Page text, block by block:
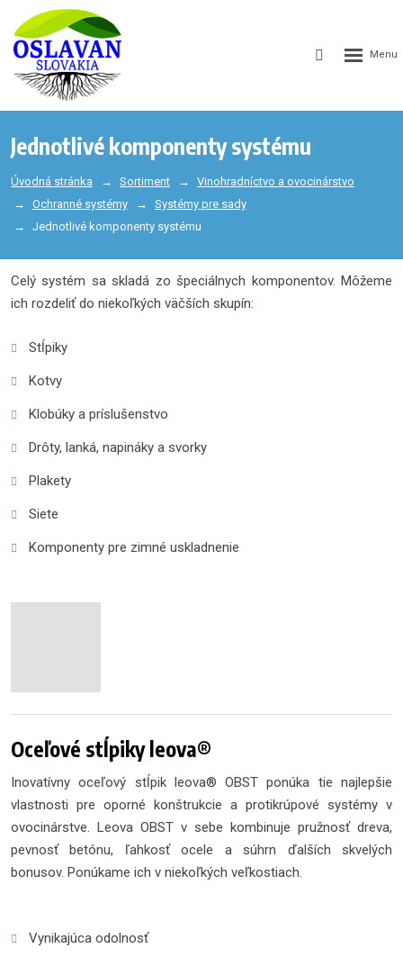
Jednotlivé komponenty systému
Úvodná stránka Sortiment
Vinohradníctvo a ovocinárstvo
Ochranné systémy
Systémy pre sady
Jednotlivé komponenty systému
Celý systém sa skladá zo špeciálnych komponentov. Môžeme
ich rozdeliť do niekoľkých väčších skupín:
Stĺpiky
Kotvy
Klobúky a príslušenstvo
Drôty, lanká, napináky a svorky
Plakety
Siete
Komponenty pre zimné uskladnenie
Oceľové stĺpiky leova®
Inovatívny oceľový stĺpik leova® OBST ponúka tie najlepšie
vlastnosti pre oporné konštrukcie a protikrúpové systémy v
ovocinárstve. Leova OBST v sebe kombinuje pružnosť dreva,
pevnosť betónu, ľahkosť ocele a súhrn ďalších skvelých
bonusov. Ponúkame ich v niekoľkých veľkostiach.
Vynikajúca odolnosť